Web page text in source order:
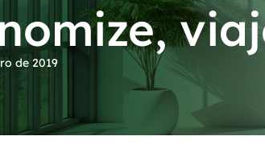
de 2019